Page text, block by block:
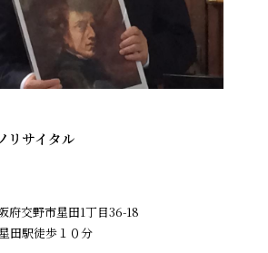
リサイタル
交野市星田1丁目36-18
田駅徒歩１０分